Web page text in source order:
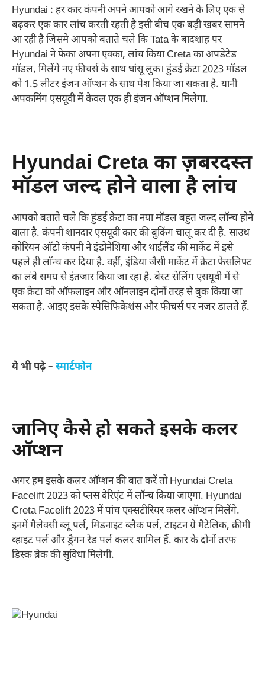
Hyundai : हर कार कंपनी अपने आपको आगे रखने के लिए एक से
बढ़कर एक कार लांच करती रहती है इसी बीच एक बड़ी खबर सामने
आ रही है जिसमे आपको बताते चले कि Tata के बादशाह पर
Hyundai ने फेका अपना एक्का, लांच किया Creta का अपडेटेड
मॉडल, मिलेंगे नए फीचर्स के साथ धांसू लुक। हुंडई क्रेटा 2023 मॉडल
को 1.5 लीटर इंजन ऑप्शन के साथ पेश किया जा सकता है. यानी
अपकमिंग एसयूवी में केवल एक ही इंजन ऑप्शन मिलेगा.
Hyundai Creta का ज़बरदस्त
मॉडल जल्द होने वाला है लांच
आपको बताते चले कि हुंडई क्रेटा का नया मॉडल बहुत जल्द लॉन्च होने
वाला है. कंपनी शानदार एसयूवी कार की बुकिंग चालू कर दी है. साउथ
कोरियन ऑटो कंपनी ने इंडोनेशिया और थाईलैंड की मार्केट में इसे
पहले ही लॉन्च कर दिया है. वहीं, इंडिया जैसी मार्केट में क्रेटा फेसलिफ्ट
का लंबे समय से इंतजार किया जा रहा है. बेस्ट सेलिंग एसयूवी में से
एक क्रेटा को ऑफलाइन और ऑनलाइन दोनों तरह से बुक किया जा
सकता है. आइए इसके स्पेसिफिकेशंस और फीचर्स पर नजर डालते हैं.
ये भी पढ़े – स्मार्टफोन
जानिए कैसे हो सकते इसके कलर
ऑप्शन
अगर हम इसके कलर ऑप्शन की बात करें तो Hyundai Creta
Facelift 2023 को प्लस वेरिएंट में लॉन्च किया जाएगा. Hyundai
Creta Facelift 2023 में पांच एक्सटीरियर कलर ऑप्शन मिलेंगे.
इनमें गैलेक्सी ब्लू पर्ल, मिडनाइट ब्लैक पर्ल, टाइटन ग्रे मैटेलिक, क्रीमी
व्हाइट पर्ल और ड्रैगन रेड पर्ल कलर शामिल हैं. कार के दोनों तरफ
डिस्क ब्रेक की सुविधा मिलेगी.